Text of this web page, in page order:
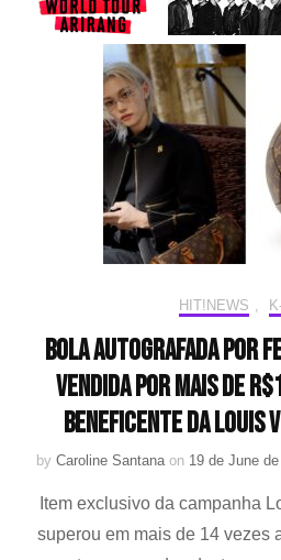
HIT!NEWS
Bola autografada por
vendida por mais de
beneficente da Louis
by Caroline Santana on 19 de June
Item exclusivo da campanha
superou em mais de 14 vezes